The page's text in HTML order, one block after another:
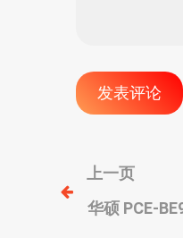
文
章
上一页
华硕 PCE-